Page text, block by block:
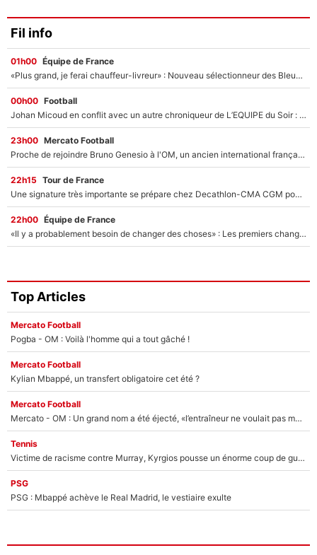
Fil info
01h00 Équipe de France
«Plus grand, je ferai chauffeur-livreur» : Nouveau sélectionneur des Bleus, Zinédine Zidane s’était imaginé un avenir très différent lorsqu'il était enfant
00h00 Football
Johan Micoud en conflit avec un autre chroniqueur de L’EQUIPE du Soir : «Pendant un moment, je ne les ai pas remis ensemble dans l'émission»
23h00 Mercato Football
Proche de rejoindre Bruno Genesio à l'OM, un ancien international français va finalement débarquer... sur RMC !
22h15 Tour de France
Une signature très importante se prépare chez Decathlon-CMA CGM pour aider Paul Seixas à gagner le Tour de France 2027
22h00 Équipe de France
«Il y a probablement besoin de changer des choses» : Les premiers changements de Zinedine Zidane en équipe de France sont révélés ?
Top Articles
Mercato Football
Pogba - OM : Voilà l'homme qui a tout gâché !
Mercato Football
Kylian Mbappé, un transfert obligatoire cet été ?
Mercato Football
Mercato - OM : Un grand nom a été éjecté, «l’entraîneur ne voulait pas me conserver»
Tennis
Victime de racisme contre Murray, Kyrgios pousse un énorme coup de gueule !
PSG
PSG : Mbappé achève le Real Madrid, le vestiaire exulte